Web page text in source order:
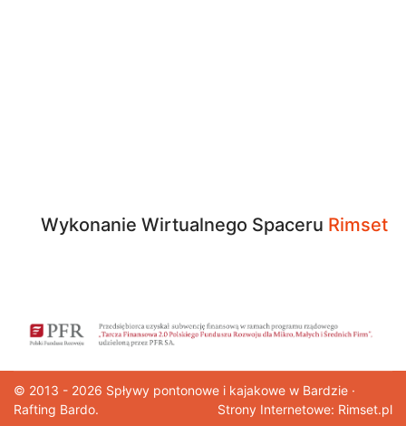
Wykonanie Wirtualnego Spaceru Rimset
© 2013 - 2026 Spływy pontonowe i kajakowe w Bardzie ·
Rafting Bardo.
Strony Internetowe: Rimset.pl